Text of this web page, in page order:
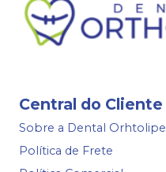
Central do Cliente
Sobre a Dental Orhtolipe
Política de Frete